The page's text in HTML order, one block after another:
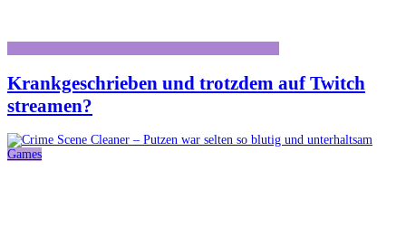
Krankgeschrieben und trotzdem auf Twitch
streamen?
Games